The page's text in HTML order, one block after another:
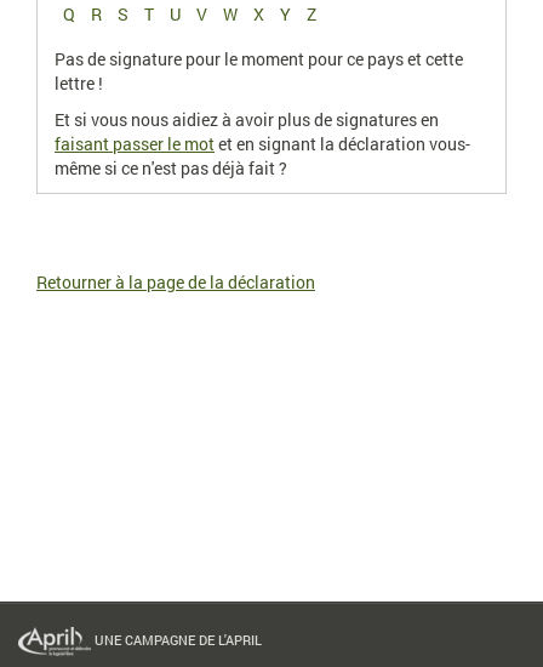
Q
R S T U V W X Y
Z
Pas de signature pour le moment pour ce pays et cette
lettre !
Et si vous nous aidiez à avoir plus de signatures en
faisant passer le motet en signant la déclaration vous-
même si ce n'est pas déjà fait ?
Retourner à la page de la déclaration
UNE CAMPAGNE DE L'APRIL